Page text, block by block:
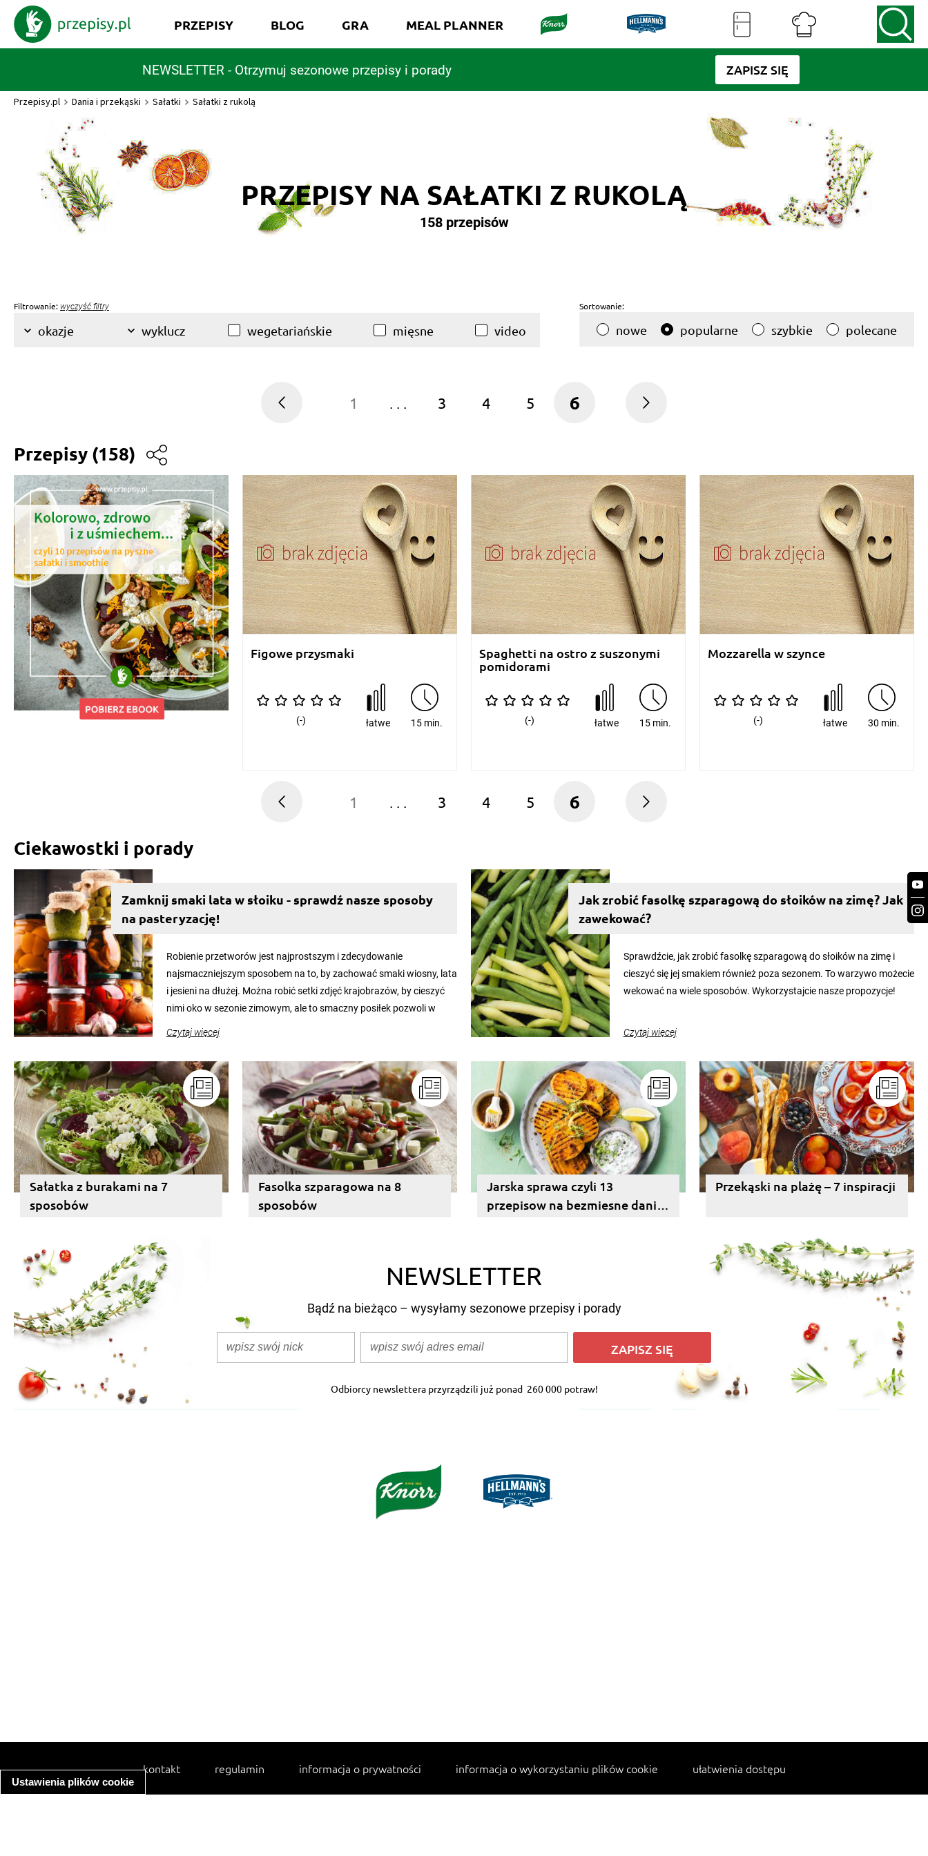
Ustawienia plików cookie
NEWSLETTER - Otrzymuj sezonowe przepisy i porady ZAPISZ SIĘ
PRZEPISY BLOG GRA MEAL PLANNER
Przepisy.pl Dania i przekąski Sałatki Sałatki z rukolą
PRZEPISY NA SAŁATKI Z RUKOLĄ
158 przepisów
Filtrowanie: wyczyść filtry
okazje wyklucz wegetariańskie mięsne video
Sortowanie:
nowe popularne szybkie polecane
1 3 4 5 6
Przepisy (158)
Figowe przysmaki
(-) łatwe 15 min.
Spaghetti na ostro z suszonymi
pomidorami
(-) łatwe 15 min.
Mozzarella w szynce
(-) łatwe 30 min.
1 3 4 5 6
Ciekawostki i porady
Zamknij smaki lata w słoiku - sprawdź nasze sposoby
na pasteryzację!
Robienie przetworów jest najprostszym i zdecydowanie
najsmaczniejszym sposobem na to, by zachować smaki wiosny, lata
i jesieni na dłużej. Można robić setki zdjęć krajobrazów, by cieszyć
nimi oko w sezonie zimowym, ale to smaczny posiłek pozwoli w
pozwolą zachować świeżość przetworów.
Czytaj więcej
Jak zrobić fasolkę szparagową do słoików na zimę? Jak
zawekować?
Sprawdźcie, jak zrobić fasolkę szparagową do słoików na zimę i
cieszyć się jej smakiem również poza sezonem. To warzywo możecie
wekować na wiele sposobów. Wykorzystajcie nasze propozycje!
Czytaj więcej
Sałatka z burakami na 7
sposobów
Fasolka szparagowa na 8
sposobów
Jarska sprawa czyli 13
przepisow na bezmiesne dania
Przekąski na plażę – 7 inspiracji
NEWSLETTER
Bądź na bieżąco – wysyłamy sezonowe przepisy i porady
ZAPISZ SIĘ
Odbiorcy newslettera przyrządzili już ponad 260 000 potraw!
kontakt regulamin informacja o prywatności informacja o wykorzystaniu plików cookie ułatwienia dostępu
Najpopularniejsze przepisy